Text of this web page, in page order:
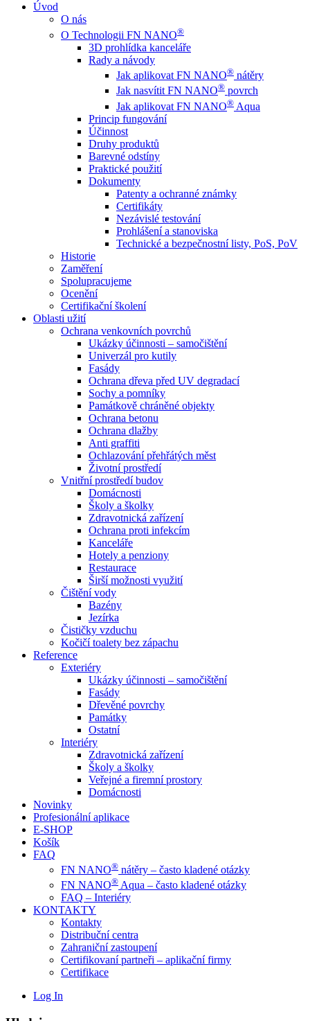
Úvod
O nás
O Technologii FN NANO®
3D prohlídka kanceláře
Rady a návody
Jak aplikovat FN NANO® nátěry
Jak nasvítit FN NANO® povrch
Jak aplikovat FN NANO® Aqua
Princip fungování
Účinnost
Druhy produktů
Barevné odstíny
Praktické použití
Dokumenty
Patenty a ochranné známky
Certifikáty
Nezávislé testování
Prohlášení a stanoviska
Technické a bezpečnostní listy, PoS, PoV
Historie
Zaměření
Spolupracujeme
Ocenění
Certifikační školení
Oblasti užití
Ochrana venkovních povrchů
Ukázky účinnosti – samočištění
Univerzál pro kutily
Fasády
Ochrana dřeva před UV degradací
Sochy a pomníky
Památkově chráněné objekty
Ochrana betonu
Ochrana dlažby
Anti graffiti
Ochlazování přehřátých měst
Životní prostředí
Vnitřní prostředí budov
Domácnosti
Školy a školky
Zdravotnická zařízení
Ochrana proti infekcím
Kanceláře
Hotely a penziony
Restaurace
Širší možnosti využití
Čištění vody
Bazény
Jezírka
Čističky vzduchu
Kočičí toalety bez zápachu
Reference
Exteriéry
Ukázky účinnosti – samočištění
Fasády
Dřevěné povrchy
Památky
Ostatní
Interiéry
Zdravotnická zařízení
Školy a školky
Veřejné a firemní prostory
Domácnosti
Novinky
Profesionální aplikace
E-SHOP
Košík
FAQ
FN NANO® nátěry – často kladené otázky
FN NANO® Aqua – často kladené otázky
FAQ – Interiéry
KONTAKTY
Kontakty
Distribuční centra
Zahraniční zastoupení
Certifikovaní partneři – aplikační firmy
Certifikace
Log In